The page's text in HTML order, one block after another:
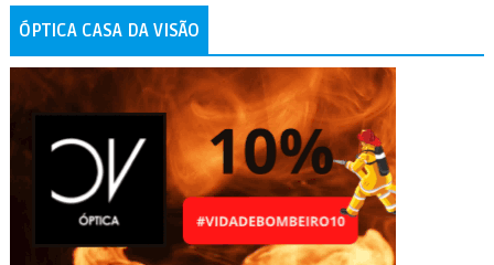
ÓPTICA CASA DA VISÃO